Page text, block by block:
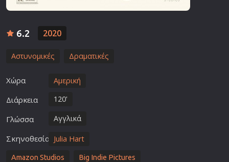
6.2 2020
Αστυνομικές Δραματικές
Χώρα Αμερική
Διάρκεια 120'
Γλώσσα Αγγλικά
Σκηνοθεσία Julia Hart
Amazon Studios Big Indie Pictures